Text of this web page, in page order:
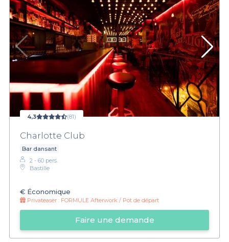
4,3 (81)
Charlotte Club
Bar dansant
2 - 60 pers.
Bastille
€ Économique
Privateaser : FORMULE Afterwork / Pot de départ
Faire une demande